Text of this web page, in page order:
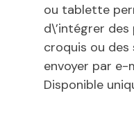
ou tablette
d\’intégrer
croquis ou des
envoyer par e-
Disponible